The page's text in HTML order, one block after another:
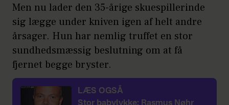
Men nu lader den 35-årige skuespillerinde
sig lægge under kniven igen af helt andre
årsager. Hun har nemlig truffet en stor
sundhedsmæssig beslutning om at få
fjernet begge bryster.
LÆS OGSÅ